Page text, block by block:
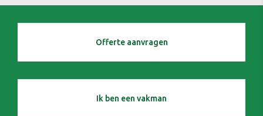
Offerte aanvragen
Ik ben een vakman